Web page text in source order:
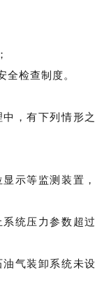
全检查制度。
，有下列情形之
示等监测装置，
系统压力参数超过
油气装卸系统未设